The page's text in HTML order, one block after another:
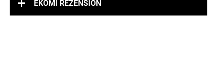
EKOMI REZENSION